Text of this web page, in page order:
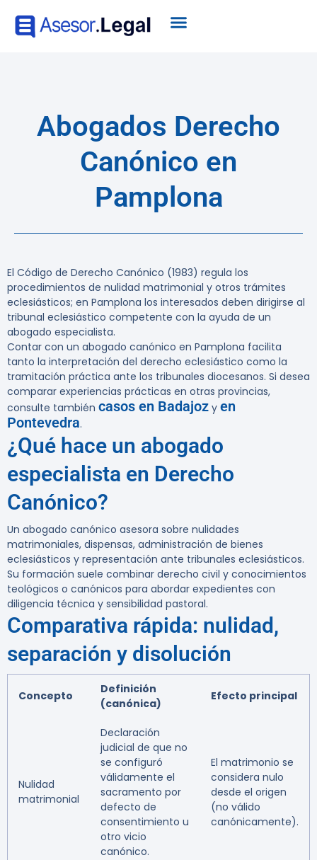
Abogados Derecho
Canónico en
Pamplona
El Código de Derecho Canónico (1983) regula los
procedimientos de nulidad matrimonial y otros trámites
eclesiásticos; en Pamplona los interesados deben dirigirse al
tribunal eclesiástico competente con la ayuda de un
abogado especialista.
Contar con un abogado canónico en Pamplona facilita
tanto la interpretación del derecho eclesiástico como la
tramitación práctica ante los tribunales diocesanos. Si desea
comparar experiencias prácticas en otras provincias,
consulte también casos en Badajoz y en
Pontevedra.
¿Qué hace un abogado
especialista en Derecho
Canónico?
Un abogado canónico asesora sobre nulidades
matrimoniales, dispensas, administración de bienes
eclesiásticos y representación ante tribunales eclesiásticos.
Su formación suele combinar derecho civil y conocimientos
teológicos o canónicos para abordar expedientes con
diligencia técnica y sensibilidad pastoral.
Comparativa rápida: nulidad,
separación y disolución
Concepto
Definición
(canónica)
Efecto principal
Nulidad
matrimonial
Declaración
judicial de que no
se configuró
válidamente el
sacramento por
defecto de
consentimiento u
otro vicio
canónico.
El matrimonio se
considera nulo
desde el origen
(no válido
canónicamente).